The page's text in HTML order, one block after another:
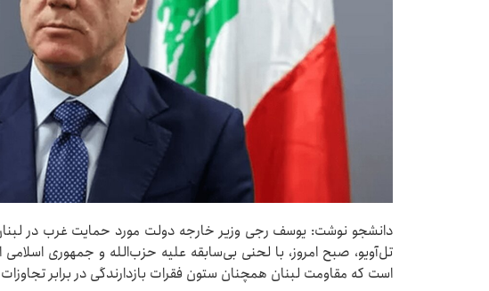
دانشجو نوشت: یوسف رجی وزیر خارجه دولت مورد حمایت غرب در
تل‌آویو، صبح امروز، با لحنی بی‌سابقه علیه حزب‌الله و جمهوری
است که مقاومت لبنان همچنان ستون فقرات بازدارندگی در برابر